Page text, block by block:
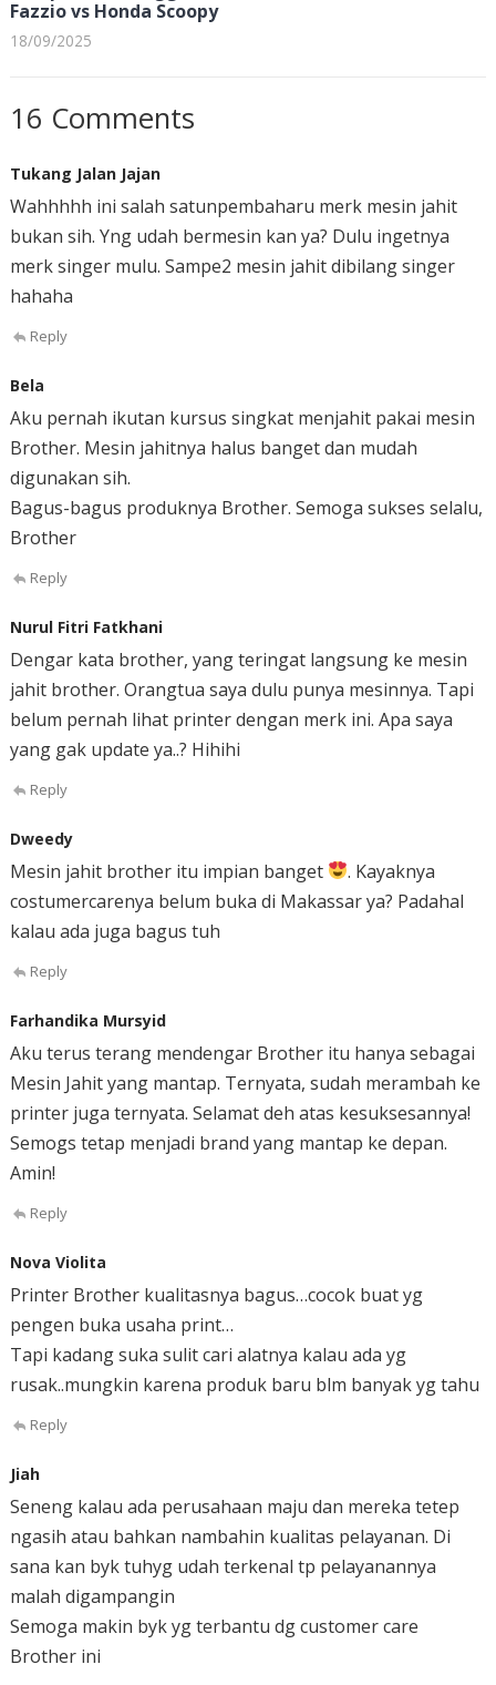
Fazzio vs Honda Scoopy
18/09/2025
16 Comments
Tukang Jalan Jajan
Wahhhhh ini salah satunpembaharu merk mesin jahit
bukan sih. Yng udah bermesin kan ya? Dulu ingetnya
merk singer mulu. Sampe2 mesin jahit dibilang singer
hahaha
Reply
Bela
Aku pernah ikutan kursus singkat menjahit pakai mesin
Brother. Mesin jahitnya halus banget dan mudah
digunakan sih.
Bagus-bagus produknya Brother. Semoga sukses selalu,
Brother
Reply
Nurul Fitri Fatkhani
Dengar kata brother, yang teringat langsung ke mesin
jahit brother. Orangtua saya dulu punya mesinnya. Tapi
belum pernah lihat printer dengan merk ini. Apa saya
yang gak update ya..? Hihihi
Reply
Dweedy
Mesin jahit brother itu impian banget
. Kayaknya
costumercarenya belum buka di Makassar ya? Padahal
kalau ada juga bagus tuh
Reply
Farhandika Mursyid
Aku terus terang mendengar Brother itu hanya sebagai
Mesin Jahit yang mantap. Ternyata, sudah merambah ke
printer juga ternyata. Selamat deh atas kesuksesannya!
Semogs tetap menjadi brand yang mantap ke depan.
Amin!
Reply
Nova Violita
Printer Brother kualitasnya bagus…cocok buat yg
pengen buka usaha print…
Tapi kadang suka sulit cari alatnya kalau ada yg
rusak..mungkin karena produk baru blm banyak yg tahu
Reply
Jiah
Seneng kalau ada perusahaan maju dan mereka tetep
ngasih atau bahkan nambahin kualitas pelayanan. Di
sana kan byk tuhyg udah terkenal tp pelayanannya
malah digampangin
Semoga makin byk yg terbantu dg customer care
Brother ini